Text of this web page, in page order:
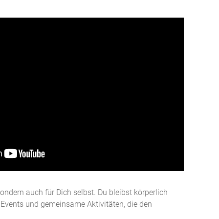
auch für Dich selbst. Du bleibst körperlich
und gemeinsame Aktivitäten, die den